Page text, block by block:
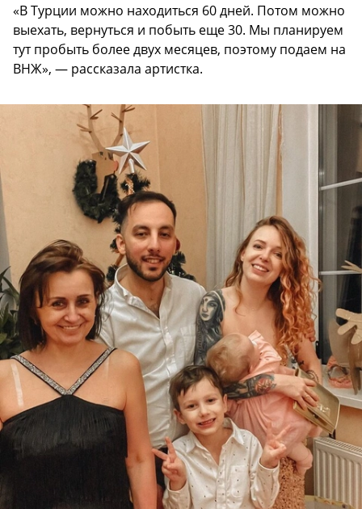
«В Турции можно находиться 60 дней. Потом можно
выехать, вернуться и побыть еще 30. Мы планируем
тут пробыть более двух месяцев, поэтому подаем на
ВНЖ», — рассказала артистка.